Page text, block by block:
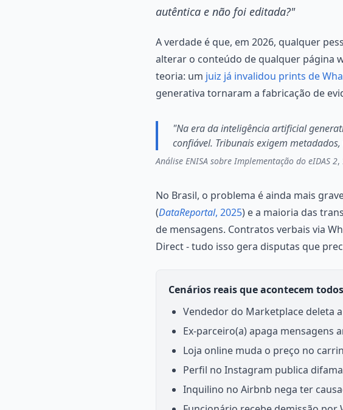
autêntica e não foi editada?"
A verdade é que, em 2026, qualquer
alterar o conteúdo de qualquer página
teoria: um juiz já invalidou prints de
generativa tornaram a fabricação de
"Na era da inteligência artificial
confiável. Tribunais exigem
Análise ENISA sobre Implementação do eIDAS 2,
No Brasil, o problema é ainda mais
(DataReportal, 2025) e a maioria das
de mensagens. Contratos verbais via
Direct - tudo isso gera disputas que
Cenários reais que acontecem
Vendedor do Marketplace deleta
Ex-parceiro(a) apaga mensagens
Loja online muda o preço no
Perfil no Instagram publica
Inquilino no Airbnb nega ter